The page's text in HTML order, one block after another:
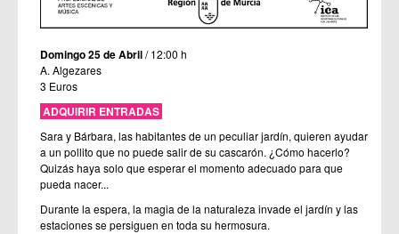
Domingo 25 de Abril/ 12:00 h
A. Algezares
3 Euros
ADQUIRIR ENTRADAS
Sara y Bárbara, las habitantes de un peculiar jardín, quieren ayudar
a un pollito que no puede salir de su cascarón. ¿Cómo hacerlo?
Quizás haya solo que esperar el momento adecuado para que
pueda nacer...
Durante la espera, la magia de la naturaleza invade el jardín y las
estaciones se persiguen en toda su hermosura.